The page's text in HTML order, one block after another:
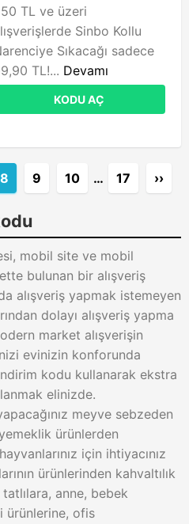
TL ve üzeri
Sinbo Kollu
Sıkacağı sadece
TL!... Devamı
KODU AÇ
8 9 10 … 17 ››
mobil site ve mobil
bulunan bir alışveriş
alışveriş yapmak istemeyen
dolayı alışveriş yapma
market alışverişin
evinizin konforunda
kodu kullanarak ekstra
elinizde.
meyve sebzeden
ürünlerden
için ihtiyacınız
ürünlerinden kahvaltılık
anne, bebek
ürünlerine, ofis